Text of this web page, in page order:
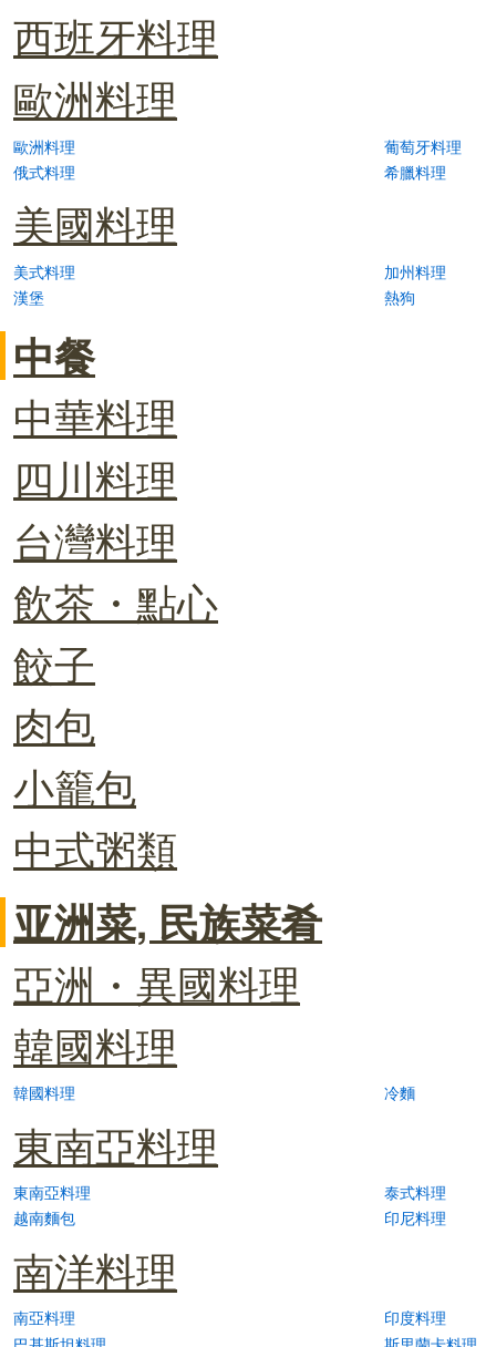
西班牙料理
歐洲料理
歐洲料理
葡萄牙料理
俄式料理
希臘料理
美國料理
美式料理
加州料理
漢堡
熱狗
中餐
中華料理
四川料理
台灣料理
飲茶・點心
餃子
肉包
小籠包
中式粥類
亚洲菜, 民族菜肴
亞洲・異國料理
韓國料理
韓國料理 冷麵
東南亞料理
東南亞料理
泰式料理
越南麵包
印尼料理
南洋料理
南亞料理
印度料理